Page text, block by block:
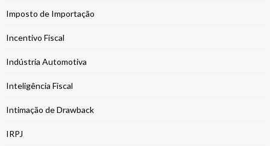
Imposto de Importação
Incentivo Fiscal
Indústria Automotiva
Inteligência Fiscal
Intimação de Drawback
IRPJ